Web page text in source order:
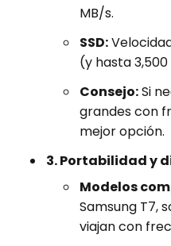
MB/s.
SSD:
(y hasta
Consejo:Si
grandes con
mejor opción.
3. Portabilidad y
Modelos
Samsung T7,
viajan con